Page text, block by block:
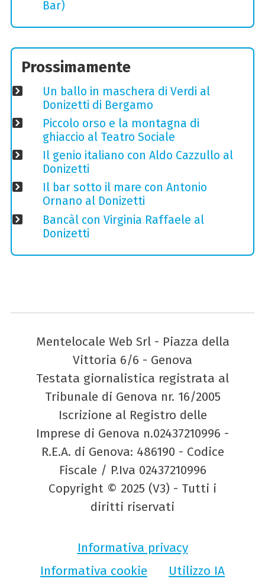
Bar)
Prossimamente
Un ballo in maschera di Verdi al
Donizetti di Bergamo
Piccolo orso e la montagna di
ghiaccio al Teatro Sociale
Il genio italiano con Aldo Cazzullo al
Donizetti
Il bar sotto il mare con Antonio
Ornano al Donizetti
Bancàl con Virginia Raffaele al
Donizetti
Mentelocale Web Srl - Piazza della
Vittoria 6/6 - Genova
Testata giornalistica registrata al
Tribunale di Genova nr. 16/2005
Iscrizione al Registro delle
Imprese di Genova n.02437210996 -
R.E.A. di Genova: 486190 - Codice
Fiscale / P.Iva 02437210996
Copyright © 2025 (V3) - Tutti i
diritti riservati
Informativa privacy
Informativa cookie
Utilizzo IA